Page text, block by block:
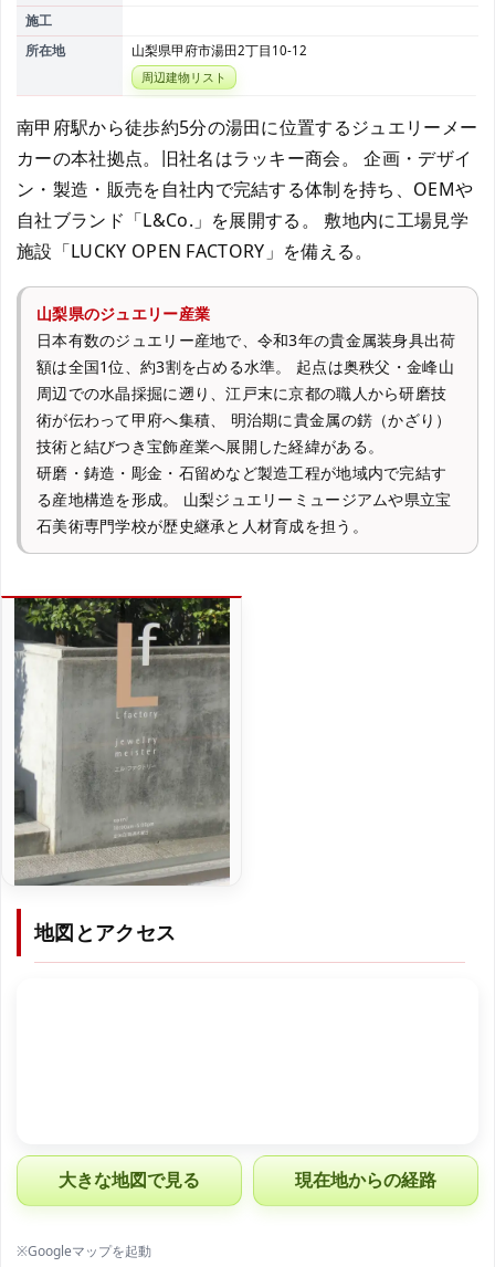
施工
所在地
山梨県甲府市湯田2丁目10-12
周辺建物リスト
南甲府駅から徒歩約5分の湯田に位置するジュエリーメー
カーの本社拠点。旧社名はラッキー商会。 企画・デザイ
ン・製造・販売を自社内で完結する体制を持ち、OEMや
自社ブランド「L&Co.」を展開する。 敷地内に工場見学
施設「LUCKY OPEN FACTORY」を備える。
山梨県のジュエリー産業
日本有数のジュエリー産地で、令和3年の貴金属装身具出荷
額は全国1位、約3割を占める水準。 起点は奥秩父・金峰山
周辺での水晶採掘に遡り、江戸末に京都の職人から研磨技
術が伝わって甲府へ集積、 明治期に貴金属の錺（かざり）
技術と結びつき宝飾産業へ展開した経緯がある。
研磨・鋳造・彫金・石留めなど製造工程が地域内で完結す
る産地構造を形成。 山梨ジュエリーミュージアムや県立宝
石美術専門学校が歴史継承と人材育成を担う。
地図とアクセス
大きな地図で見る 現在地からの経路
※Googleマップを起動